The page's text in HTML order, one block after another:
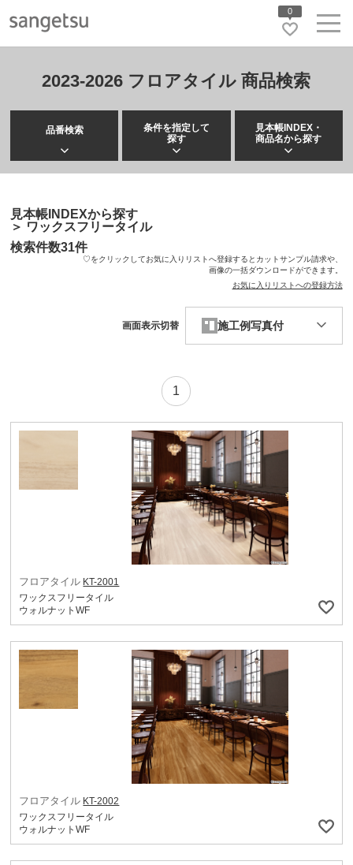
0
2023-2026 フロアタイル 商品検索
品番検索
条件を指定して
探す
見本帳INDEX・
商品名から探す
見本帳INDEXから探す
＞ ワックスフリータイル
検索件数31件
♡をクリックしてお気に入りリストへ登録するとカットサンプル請求や、
画像の一括ダウンロードができます。
お気に入りリストへの登録方法
画面表示切替 施工例写真付
1
フロアタイル KT-2001
ワックスフリータイル
ウォルナットWF
フロアタイル KT-2002
ワックスフリータイル
ウォルナットWF